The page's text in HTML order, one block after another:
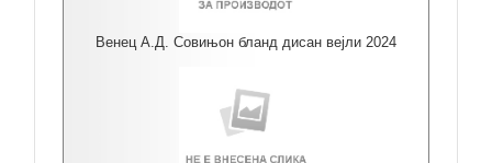
Венец А.Д. Совињон бланд дисан вејли 2024